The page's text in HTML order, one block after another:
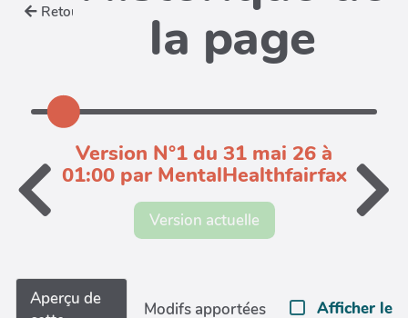
Retour la page
Version N°1 du 31 mai 26 à
01:00 par MentalHealthfairfax
Version actuelle
Aperçu de
Modifs apportées
Afficher le